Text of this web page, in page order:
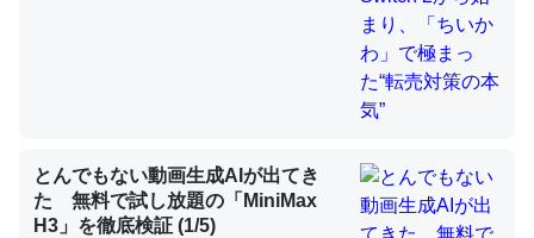
論文では「淡水はカルシウムも酸素も不足してて両方に不
いる鋏角類（カブトガニ・ウミグモ）はカルシウムを使わ
ずキチンを強化してる筈だが、酵素が違うのか？
─ニュース :: 【研究発表】昆虫学の大問題＝「昆虫はなぜ海にいな
とんでもない動画生成AIが出てき
た 無料で試し放題の「MiniMax
H3」を徹底検証 (1/5)